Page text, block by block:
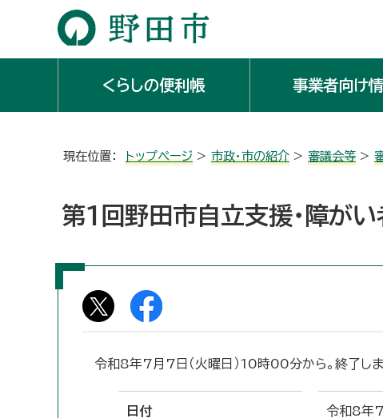
くらしの便利帳 事業者向け
現在位置： トップページ > 市政・市の紹介 > 審議会等 >
第1回野田市自立支援・障が
令和8年7月7日（火曜日）10時00分から。終了しま
日付 令和8年7